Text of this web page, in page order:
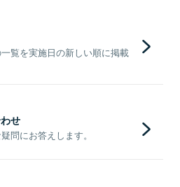
覧を実施日の新しい順に掲載
せ
問にお答えします。